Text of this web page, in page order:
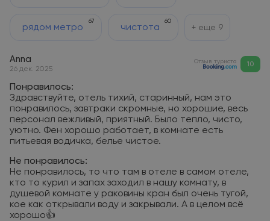
рядом метро
67
чистота
60
+ еще 9
Anna
26 дек. 2025
Отзыв туриста 10
Понравилось:
Здравствуйте, отель тихий, старинный, нам это
понравилось, завтраки скромные, но хорошие, весь
персонал вежливый, приятный. Было тепло, чисто,
уютно. Фен хорошо работает, в комнате есть
питьевая водичка, белье чистое.
Не понравилось:
Не понравилось, то что там в отеле в самом отеле,
кто то курил и запах заходил в нашу комнату, в
душевой комнате у раковины кран был очень тугой,
кое как открывали воду и закрывали. А в целом всё
хорошо👍